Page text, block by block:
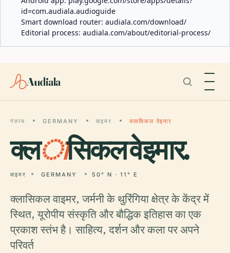
id=com.audiala.audioguide
Smart download router: audiala.com/download/
Editorial process: audiala.com/about/editorial-process/
Audiala
गंतव्य GERMANY वाइमर क्लासिकल वेइमार
क्लासिकल वेइमार.
वाइमर GERMANY 50° N · 11° E
क्लासिकल वाइमर, जर्मनी के थुरिंगिया क्षेत्र के केंद्र में
स्थित, यूरोपीय संस्कृति और बौद्धिक इतिहास का एक
प्रकाश स्तंभ है। साहित्य, दर्शन और कला पर अपने
परिवर्त